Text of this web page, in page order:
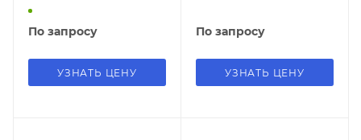
По запросу
УЗНАТЬ ЦЕНУ
По запросу
УЗНАТЬ ЦЕНУ